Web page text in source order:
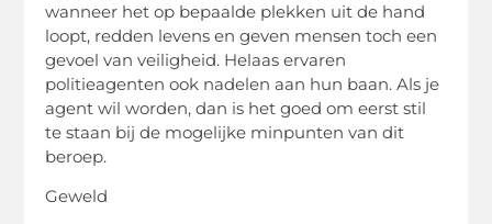
wanneer het op bepaalde plekken uit de hand
loopt, redden levens en geven mensen toch een
gevoel van veiligheid. Helaas ervaren
politieagenten ook nadelen aan hun baan. Als je
agent wil worden, dan is het goed om eerst stil
te staan bij de mogelijke minpunten van dit
beroep.
Geweld